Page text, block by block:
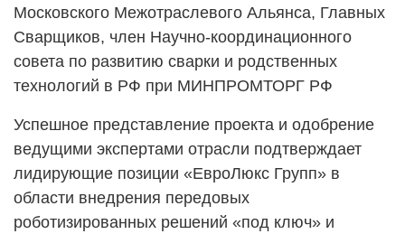
Московского Межотраслевого Альянса, Главных
Сварщиков, член Научно-координационного
совета по развитию сварки и родственных
технологий в РФ при МИНПРОМТОРГ РФ
Успешное представление проекта и одобрение
ведущими экспертами отрасли подтверждает
лидирующие позиции «ЕвроЛюкс Групп» в
области внедрения передовых
роботизированных решений «под ключ» и